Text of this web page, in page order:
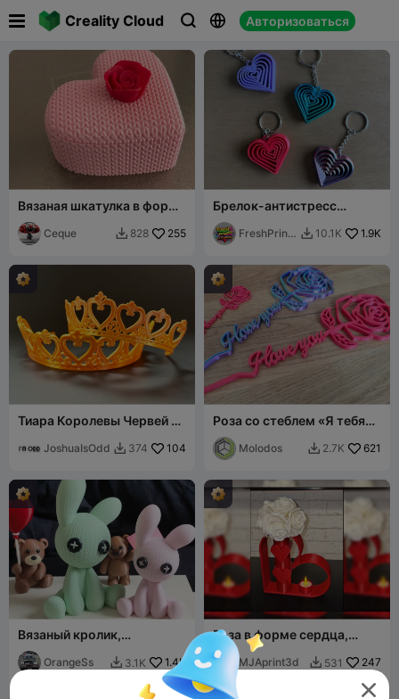
Creality Cloud   Авторизоваться
 
Вязаная шкатулка в форме
сердца
Ceque  828 255
Брелок-антистресс
"Сердце"
FreshPrints  10.1K 1.9K
Тиара Королевы Червей на
JoshuaIsOdd  374 104
Роза со стеблем «Я тебя
люблю»
Molodos  2.7K 621
Вязаный кролик,
составная модель [Без
CFS]OrangeSs  3.1K 1.4K
Ваза в форме сердца,
идеальный подарок для
любимого человека Ваза в
сердце
MJAprint3d  531 247
